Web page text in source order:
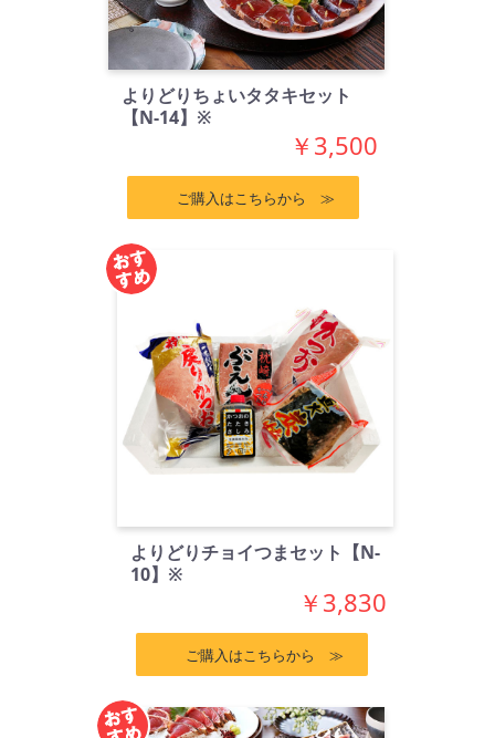
よりどりちょいタタキセット
【N-14】※
￥3,500
ご購入はこちらから ≫
よりどりチョイつまセット【N-
10】※
￥3,830
ご購入はこちらから ≫